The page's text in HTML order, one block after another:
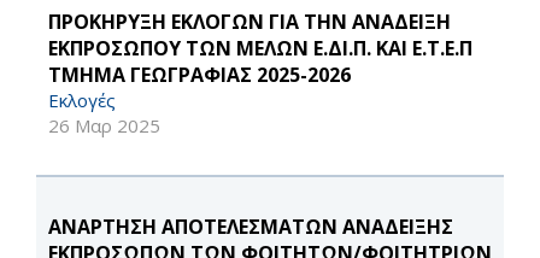
ΠΡΟΚΗΡΥΞΗ ΕΚΛΟΓΩΝ ΓΙΑ ΤΗΝ ΑΝΑΔΕΙΞΗ
ΕΚΠΡΟΣΩΠΟΥ ΤΩΝ ΜΕΛΩΝ Ε.ΔΙ.Π. ΚΑΙ Ε.Τ.Ε.Π
ΤΜΗΜΑ ΓΕΩΓΡΑΦΙΑΣ 2025-2026
Εκλογές
26 Μαρ 2025
ΑΝΑΡΤΗΣΗ ΑΠΟΤΕΛΕΣΜΑΤΩΝ ΑΝΑΔΕΙΞΗΣ